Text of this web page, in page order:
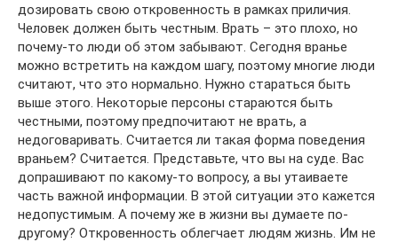
дозировать свою откровенность в рамках приличия.
Человек должен быть честным. Врать – это плохо, но
почему-то люди об этом забывают. Сегодня вранье
можно встретить на каждом шагу, поэтому многие люди
считают, что это нормально. Нужно стараться быть
выше этого. Некоторые персоны стараются быть
честными, поэтому предпочитают не врать, а
недоговаривать. Считается ли такая форма поведения
враньем? Считается. Представьте, что вы на суде. Вас
допрашивают по какому-то вопросу, а вы утаиваете
часть важной информации. В этой ситуации это кажется
недопустимым. А почему же в жизни вы думаете по-
другому? Откровенность облегчает людям жизнь. Им не